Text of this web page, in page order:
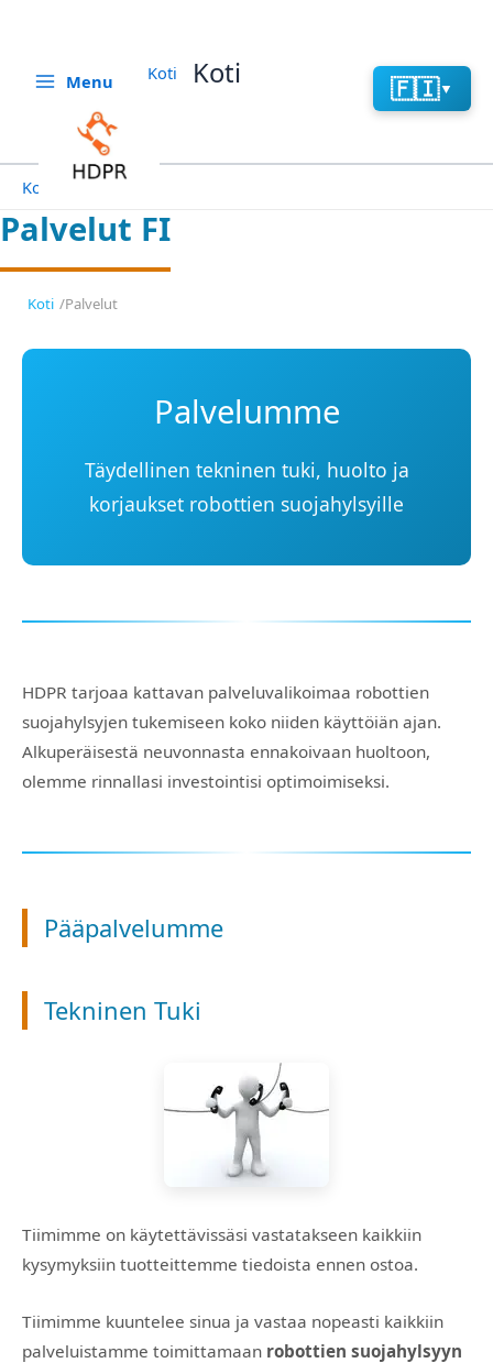
🇫🇮▼
Menu
Koti Koti
Koti
Palvelut FI
Koti /Palvelut
Palvelumme
Täydellinen tekninen tuki, huolto ja
korjaukset robottien suojahylsyille
HDPR tarjoaa kattavan palveluvalikoimaa robottien
suojahylsyjen tukemiseen koko niiden käyttöiän ajan.
Alkuperäisestä neuvonnasta ennakoivaan huoltoon,
olemme rinnallasi investointisi optimoimiseksi.
Pääpalvelumme
Tekninen Tuki
Tiimimme on käytettävissäsi vastatakseen kaikkiin
kysymyksiin tuotteittemme tiedoista ennen ostoa.
Tiimimme kuuntelee sinua ja vastaa nopeasti kaikkiin
palveluistamme toimittamaan robottien suojahylsyyn